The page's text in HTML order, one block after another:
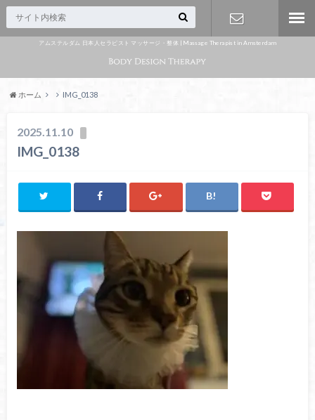
アムステルダム 日本人セラピスト マッサージ・整体 | Massage Therapist in Amsterdam
ホーム IMG_0138
2025.11.10
IMG_0138